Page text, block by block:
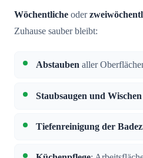
Wöchentliche oder
Zuhause sauber bleibt:
Abstauben aller
Staubsaugen und Wischen
Tiefenreinigung der